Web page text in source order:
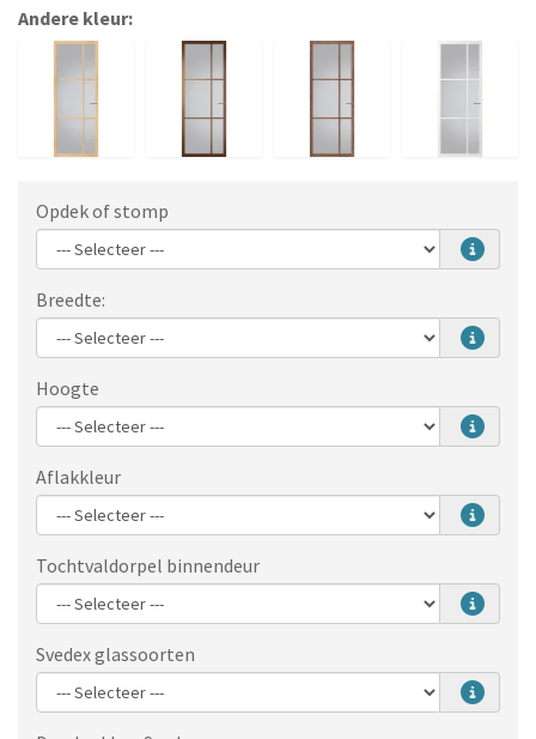
Andere kleur:
Opdek of stomp
Breedte:
Hoogte
Aflakkleur
Tochtvaldorpel binnendeur
Svedex glassoorten